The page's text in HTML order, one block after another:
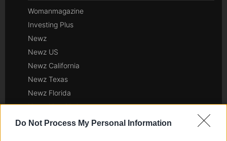
Do Not Process My Personal Information
Womanmagazine
Investing Plus
Newz
Newz US
Newz California
Newz Texas
Newz Florida
Newz New York
Newz Pennsylvania